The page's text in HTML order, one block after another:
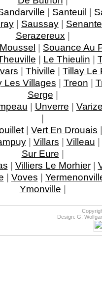
| Santeuil |
| Saussay |
Serazereux |
| Souance Au
| Le Thieulin |
| Thiville | Tillay Le
Les Villages | Treon |
Serge |
| Unverre |
|
| Vert En Drouais
| Villars | Villeau |
Sur Eure |
| Villiers Le Morhier|
| Voves |
Ymonville |
Design: G.